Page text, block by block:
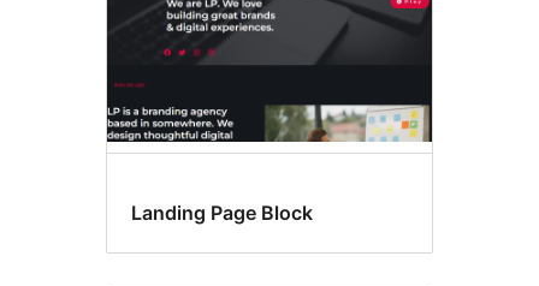
Landing Page Block